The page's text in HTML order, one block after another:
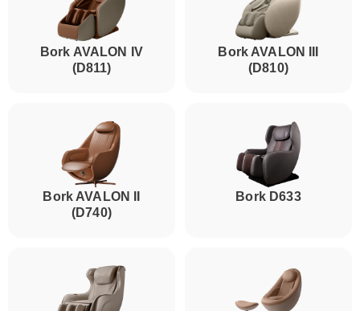
Bork AVALON IV
(D811)
Bork AVALON III
(D810)
Bork AVALON II
(D740)
Bork D633